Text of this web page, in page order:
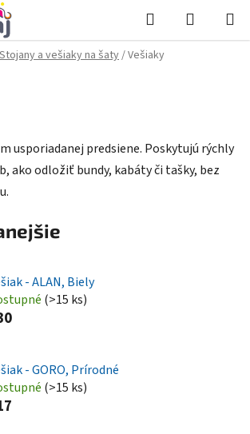
Hľadať
KOŠÍK
Stojany a vešiaky na šaty/Vešiaky
usporiadanej predsiene. Poskytujú rýchly
ako odložiť bundy, kabáty či tašky, bez
- ALAN, Biely
(>15 ks)
- GORO, Prírodné
(>15 ks)